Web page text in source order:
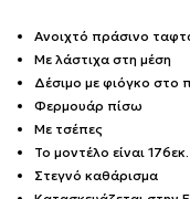
Ανοιχτό πράσινο
Με λάστιχα στη μέση
Δέσιμο με φιόγκο στο
Φερμουάρ πίσω
Με τσέπες
Το μοντέλο είναι
Στεγνό καθάρισμα